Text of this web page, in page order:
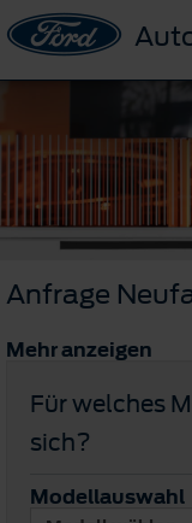
Anfrage
Mehr anzeigen
Für welches
sich?
Modellauswahl